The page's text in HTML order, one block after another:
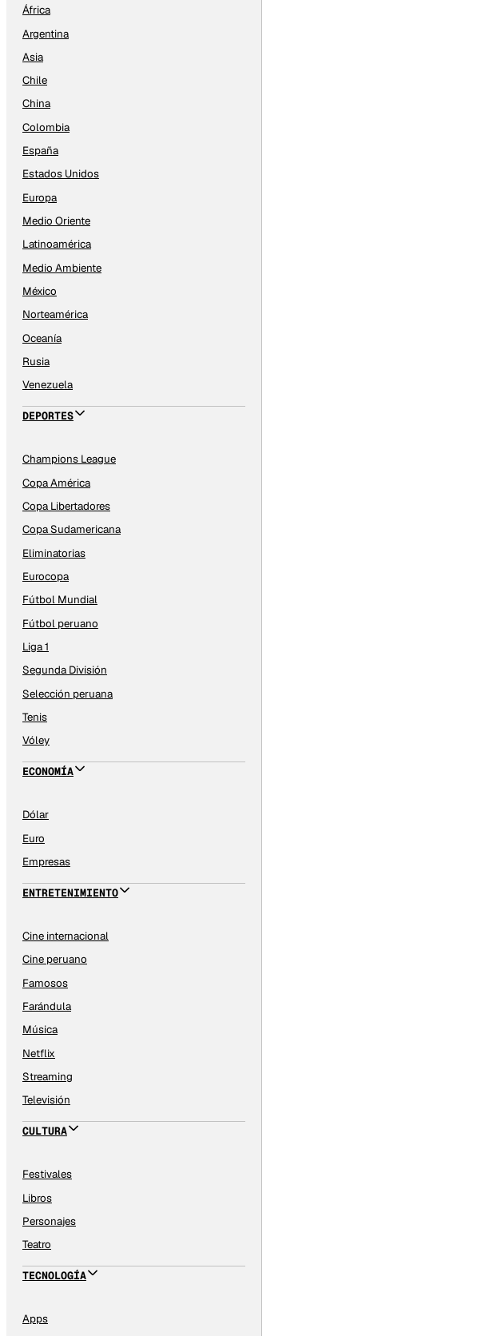
África
Argentina
Asia
Chile
China
Colombia
España
Estados Unidos
Europa
Medio Oriente
Latinoamérica
Medio Ambiente
México
Norteamérica
Oceanía
Rusia
Venezuela
DEPORTES
Champions League
Copa América
Copa Libertadores
Copa Sudamericana
Eliminatorias
Eurocopa
Fútbol Mundial
Fútbol peruano
Liga 1
Segunda División
Selección peruana
Tenis
Vóley
ECONOMÍA
Dólar
Euro
Empresas
ENTRETENIMIENTO
Cine internacional
Cine peruano
Famosos
Farándula
Música
Netflix
Streaming
Televisión
CULTURA
Festivales
Libros
Personajes
Teatro
TECNOLOGÍA
Apps